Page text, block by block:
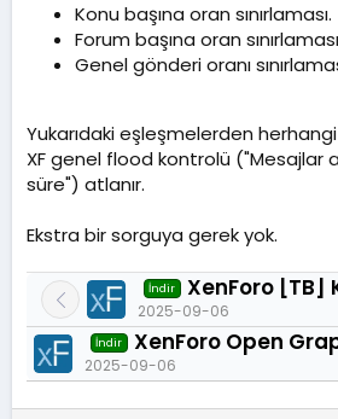
Konu başına oran sınırlaması.
Forum başına oran
Genel gönderi oranı
Yukarıdaki eşleşmelerden herhangi
XF genel flood kontrolü ("Mesajlar
süre") atlanır.
Ekstra bir sorguya gerek yok.
İndir
2025-09-06
İndir
2025-09-06